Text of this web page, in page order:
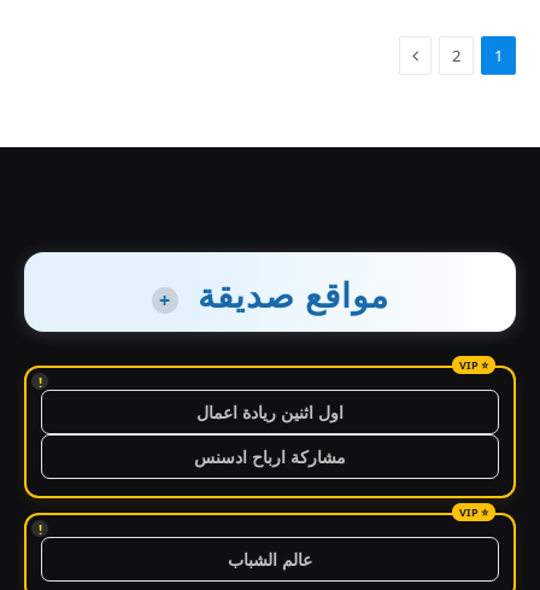
1
2
مواقع صديقة +
!
اول اثنين ريادة اعمال
مشاركة ارباح ادسنس
!
عالم الشباب